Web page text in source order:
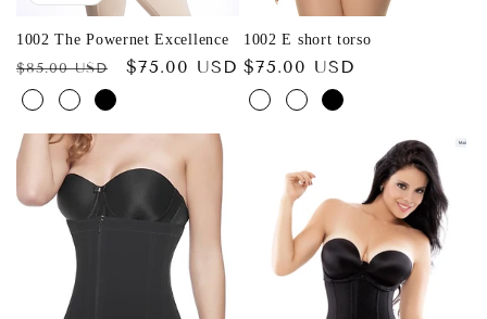
1002 The Powernet Excellence
Precio
habitual
$85.00 USD
Precio
$75.00 USD
1002 E short torso
Precio
habitual
$75.00 USD